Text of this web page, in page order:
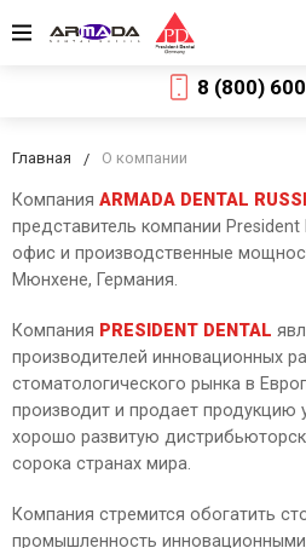
8 (800)
Главная О компании
Компания ARMADA DENTAL
представитель компании
офис и производственные
Мюнхене, Германия.
Компания PRESIDENT DENTAL
производителей инновационных
стоматологического рынка в
производит и продает продукцию
хорошо развитую
сорока странах мира.
Компания стремится обогатить
промышленность